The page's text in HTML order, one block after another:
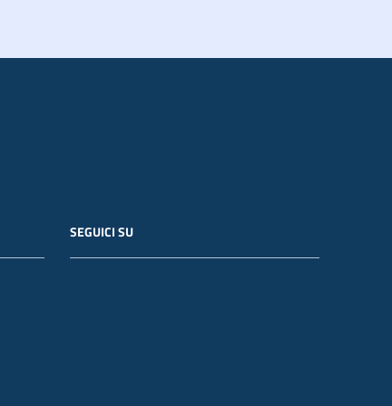
SEGUICI SU